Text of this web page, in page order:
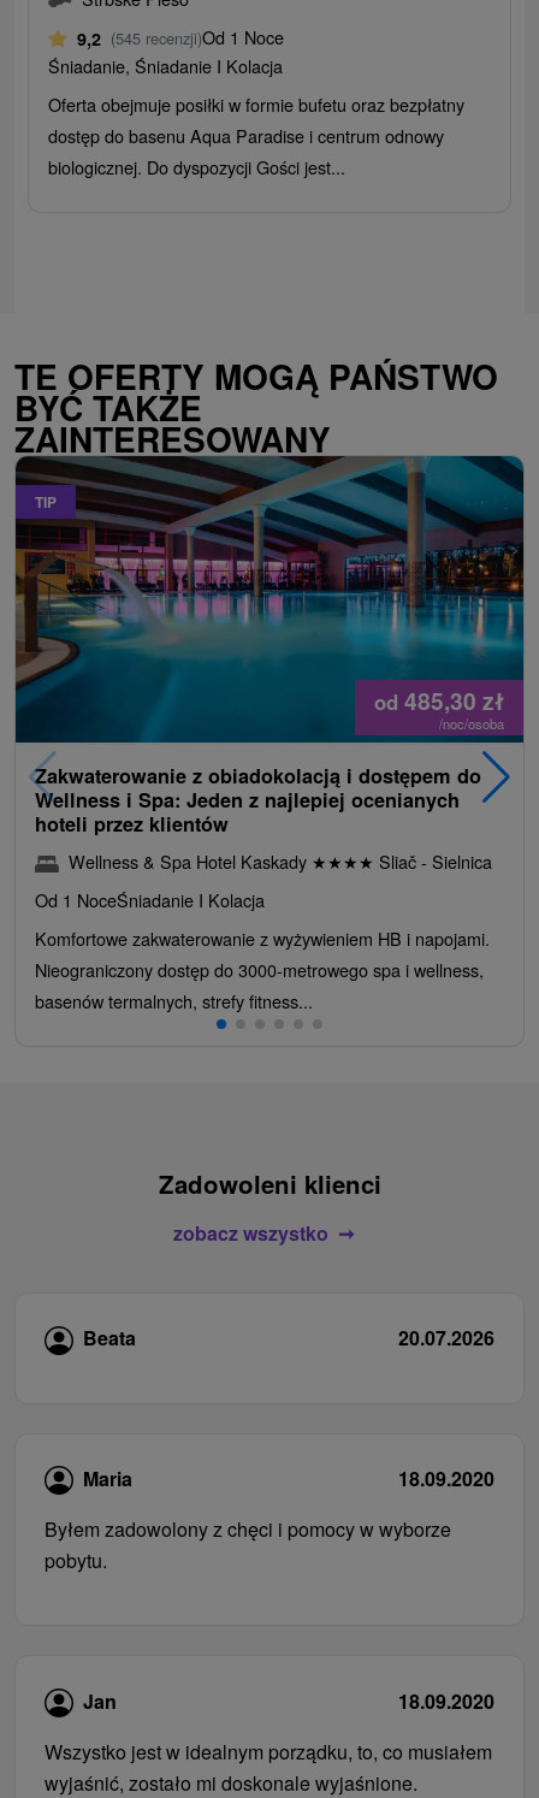
9,2 (545 recenzji)Od 1 Noce
Śniadanie, Śniadanie I Kolacja
Oferta obejmuje posiłki w formie bufetu oraz bezpłatny
dostęp do basenu Aqua Paradise i centrum odnowy
biologicznej. Do dyspozycji Gości jest...
TE OFERTY MOGĄ PAŃSTWO
BYĆ TAKŻE
ZAINTERESOWANY
TIP
od 485,30 zł
/noc/osoba
Zakwaterowanie z obiadokolacją i dostępem do
Wellness i Spa: Jeden z najlepiej ocenianych
hoteli przez klientów
Wellness & Spa Hotel Kaskady ★★★★ Sliač - Sielnica
Od 1 NoceŚniadanie I Kolacja
Komfortowe zakwaterowanie z wyżywieniem HB i napojami.
Nieograniczony dostęp do 3000-metrowego spa i wellness,
basenów termalnych, strefy fitness...
Zadowoleni klienci
zobacz wszystko
Beata 20.07.2026
Maria
18.09.2020
Byłem zadowolony z chęci i pomocy w wyborze
pobytu.
Jan
18.09.2020
Wszystko jest w idealnym porządku, to, co musiałem
wyjaśnić, zostało mi doskonale wyjaśnione.